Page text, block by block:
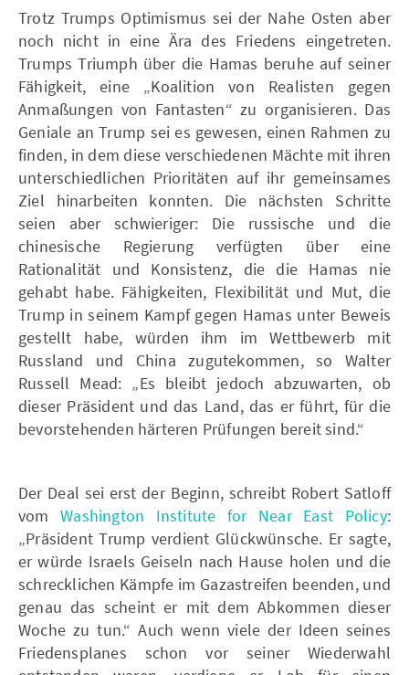
Trotz Trumps Optimismus sei der Nahe Osten aber
noch nicht in eine Ära des Friedens eingetreten.
Trumps Triumph über die Hamas beruhe auf seiner
Fähigkeit, eine „Koalition von Realisten gegen
Anmaßungen von Fantasten“ zu organisieren. Das
Geniale an Trump sei es gewesen, einen Rahmen zu
finden, in dem diese verschiedenen Mächte mit ihren
unterschiedlichen Prioritäten auf ihr gemeinsames
Ziel hinarbeiten konnten. Die nächsten Schritte
seien aber schwieriger: Die russische und die
chinesische Regierung verfügten über eine
Rationalität und Konsistenz, die die Hamas nie
gehabt habe. Fähigkeiten, Flexibilität und Mut, die
Trump in seinem Kampf gegen Hamas unter Beweis
gestellt habe, würden ihm im Wettbewerb mit
Russland und China zugutekommen, so Walter
Russell Mead: „Es bleibt jedoch abzuwarten, ob
dieser Präsident und das Land, das er führt, für die
bevorstehenden härteren Prüfungen bereit sind.“
Der Deal sei erst der Beginn, schreibt Robert Satloff
vomWashington Institute for Near East Policy:
„Präsident Trump verdient Glückwünsche. Er sagte,
er würde Israels Geiseln nach Hause holen und die
schrecklichen Kämpfe im Gazastreifen beenden, und
genau das scheint er mit dem Abkommen dieser
Woche zu tun.“ Auch wenn viele der Ideen seines
Friedensplanes schon vor seiner Wiederwahl